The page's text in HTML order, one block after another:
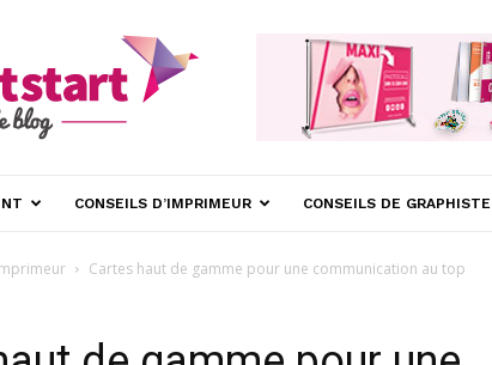
CONSEILS D’IMPRIMEUR CONSEILS DE GRAPHISTE
Cartes haut de gamme pour une communication au top